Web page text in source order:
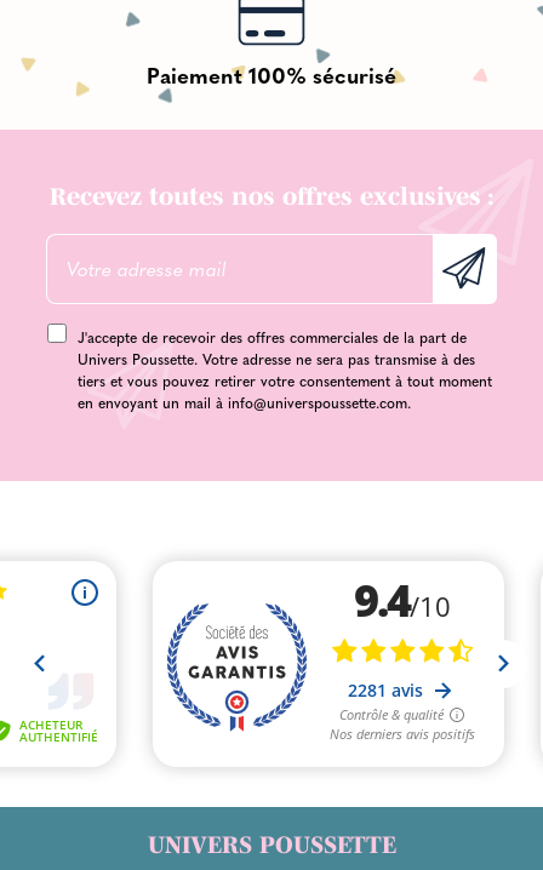
Paiement 100% sécurisé
Recevez toutes nos offres exclusives :
J'accepte de recevoir des offres commerciales de la part de
Univers Poussette. Votre adresse ne sera pas transmise à des
tiers et vous pouvez retirer votre consentement à tout moment
en envoyant un mail à info@universpoussette.com.
UNIVERS POUSSETTE